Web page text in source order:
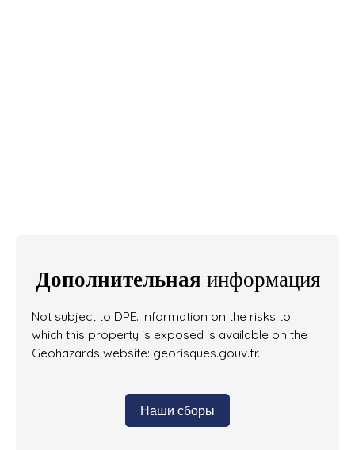
Дополнительная информация
Not subject to DPE. Information on the risks to
which this property is exposed is available on the
Geohazards website: georisques.gouv.fr.
Наши сборы